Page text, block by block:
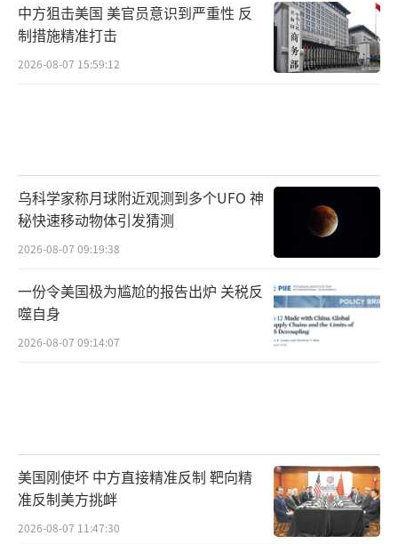
中方狙击美国 美官员意识到严重性 反
制措施精准打击
2026-08-07 15:59:12
乌科学家称月球附近观测到多个UFO 神
秘快速移动物体引发猜测
2026-08-07 09:19:38
一份令美国极为尴尬的报告出炉 关税反
噬自身
2026-08-07 09:14:07
美国刚使坏 中方直接精准反制 靶向精
准反制美方挑衅
2026-08-07 11:47:30